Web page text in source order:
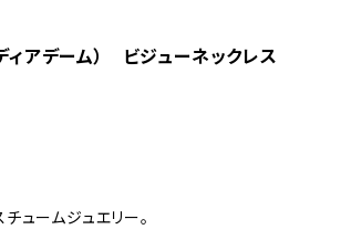
アデーム） ビジューネックレス
ュームジュエリー。